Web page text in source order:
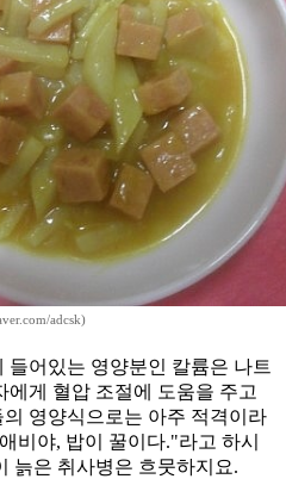
adcsk)
들어있는 영양분인 칼륨은 나트
에게 혈압 조절에 도움을 주고
영양식으로는 아주 적격이라
비야, 밥이 꿀이다."라고 하시
늙은 취사병은 흐뭇하지요.